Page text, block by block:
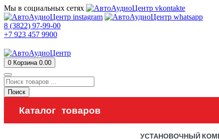
Мы в социальных сетях
8 (3822) 97-99-00
+7 923 457 9900
0 Корзина 0.00
Поиск
Каталог товаров
УСТАНОВОЧНЫЙ